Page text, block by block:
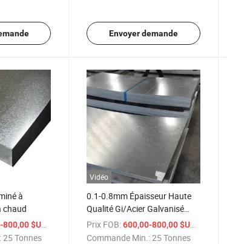
Envoyer demande
à
chaud
$US
25 Tonnes
Vidéo
0.1-0.8mm Épaisseur Haute
Qualité Gi/Acier Galvanisé
SGCC Feuille Métallique
Électro Galvanisée
Prix FOB: 600,00-800,00 $US
Commande Min.:25 Tonnes